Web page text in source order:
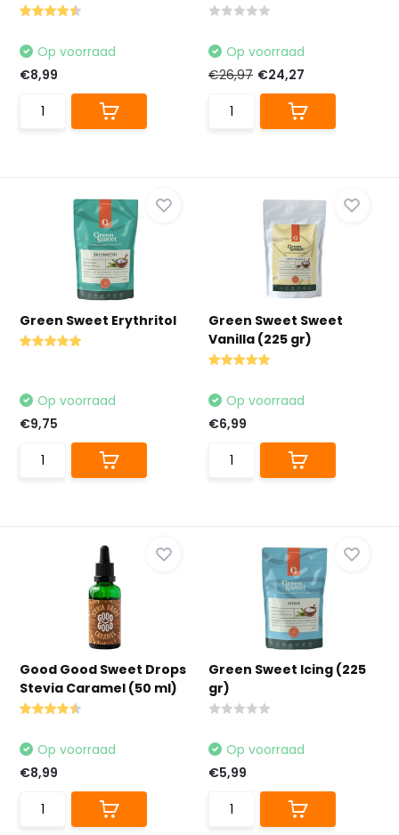
Op voorraad
€8,99
Op voorraad
€26,97 €24,27
Green Sweet Erythritol
Op voorraad
€9,75
Green Sweet Sweet
Vanilla (225 gr)
Op voorraad
€6,99
Good Good Sweet Drops
Stevia Caramel (50 ml)
Op voorraad
€8,99
Green Sweet Icing (225
gr)
Op voorraad
€5,99